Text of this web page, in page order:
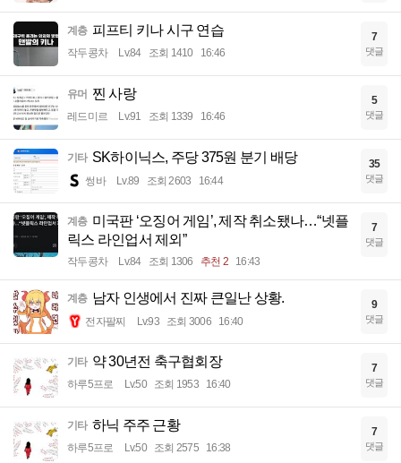
계층 피프티 키나 시구 연습
작두콩차 Lv.84 조회 1410 16:46
7
댓글
유머 찐 사랑
레드미르 Lv.91 조회 1339 16:46
5
댓글
기타 SK하이닉스, 주당 375원 분기 배당
썽바 Lv.89 조회 2603 16:44
35
댓글
계층 미국판 ‘오징어 게임’, 제작 취소됐나…“넷플
릭스 라인업서 제외”
작두콩차 Lv.84 조회 1306 추천 2 16:43
7
댓글
계층 남자 인생에서 진짜 큰일난 상황.
전자팔찌 Lv.93 조회 3006 16:40
9
댓글
기타 약 30년전 축구협회장
하루5프로 Lv.50 조회 1953 16:40
7
댓글
기타 하닉 주주 근황
하루5프로 Lv.50 조회 2575 16:38
7
댓글